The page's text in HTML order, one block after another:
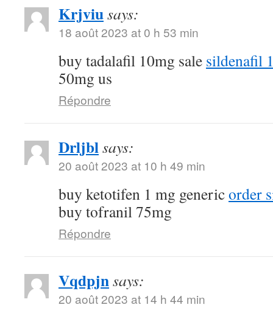
Krjviusays:
18 août 2023 at 0 h 53 min
buy tadalafil 10mg sale sildenafil
50mg us
Répondre
Drljblsays:
20 août 2023 at 10 h 49 min
buy ketotifen 1 mg genericorder
buy tofranil 75mg
Répondre
Vqdpjnsays:
20 août 2023 at 14 h 44 min